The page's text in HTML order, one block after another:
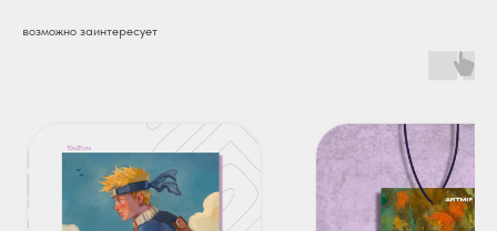
возможно заинтересует